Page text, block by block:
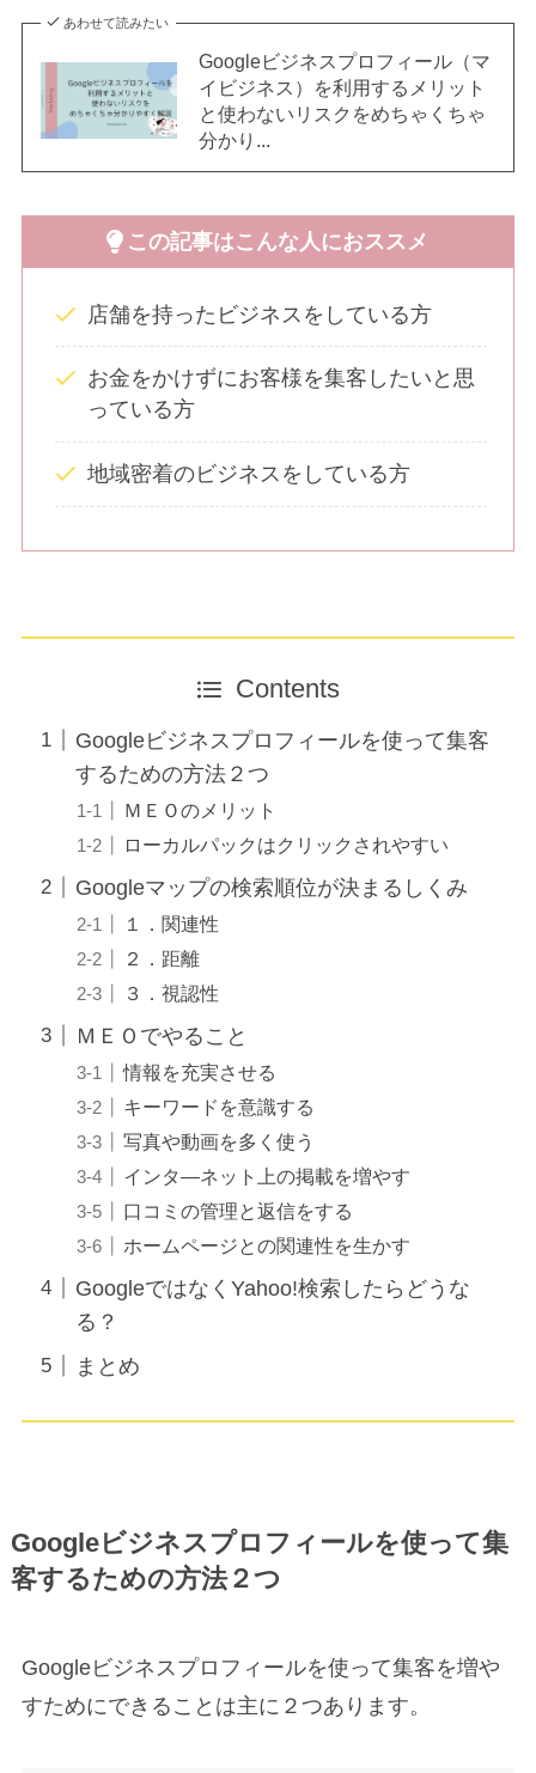
あわせて読みたい
Googleビジネスプロフィール（マ
イビジネス）を利用するメリット
と使わないリスクをめちゃくちゃ
分かり...
この記事はこんな人におススメ
店舗を持ったビジネスをしている方
お金をかけずにお客様を集客したいと思
っている方
地域密着のビジネスをしている方
Contents
Googleビジネスプロフィールを使って集客
するための方法２つ
ＭＥＯのメリット
ローカルパックはクリックされやすい
Googleマップの検索順位が決まるしくみ
１．関連性
２．距離
３．視認性
ＭＥＯでやること
情報を充実させる
キーワードを意識する
写真や動画を多く使う
インタ―ネット上の掲載を増やす
口コミの管理と返信をする
ホームページとの関連性を生かす
GoogleではなくYahoo!検索したらどうな
る？
まとめ
Googleビジネスプロフィールを使って集
客するための方法２つ
Googleビジネスプロフィールを使って集客を増や
すためにできることは主に２つあります。